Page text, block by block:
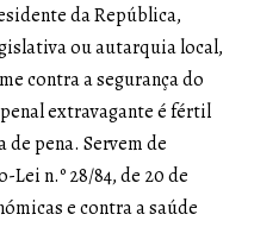
da República,
ou autarquia local,
contra a segurança do
extravagante é fértil
pena. Servem de
n.º 28/84, de 20 de
e contra a saúde